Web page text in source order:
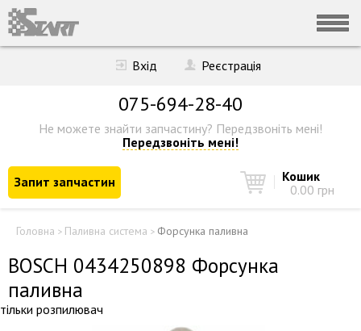
Вхід Реєстрація
075-694-28-40
Не можете знайти запчастину? Передзвоніть мені!
Передзвоніть мені!
Запит запчастин
Кошик
0.00 грн
Головна > Паливна система > Форсунка паливна
BOSCH 0434250898 Форсунка
паливна
тільки розпилювач